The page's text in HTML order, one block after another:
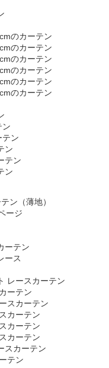
のカーテン
のカーテン
のカーテン
のカーテン
のカーテン
のカーテン
ン
テン
ン
テン
ン
ン（薄地）
ージ
ーテン
ース
レースカーテン
ーテン
スカーテン
カーテン
カーテン
カーテン
スカーテン
テン